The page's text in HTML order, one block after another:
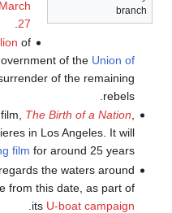
branch
March
27
of
of the Union of
of the remaining
rebels.
The Birth of a Nation,
in Los Angeles. It will
film for around 25 years.
the waters around
from this date, as part of
its U-boat campaign